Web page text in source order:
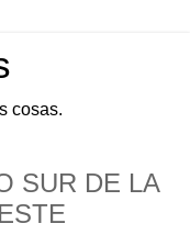
cosas.
SUR DE LA